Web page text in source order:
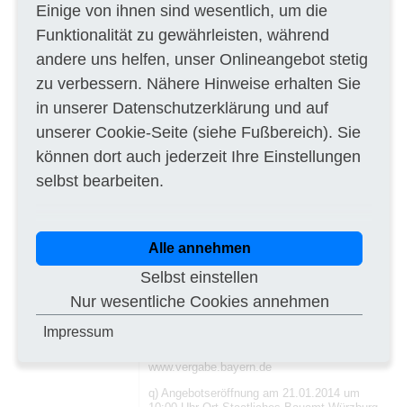
T = 10 m 4 St Brunnen 5 Zoll T = 10 m 1 St
Bohrung DN 100 T = 10 m 4 St
Kurzpumpversuche
g) Erbringen von Planungsleistungen nein
Beginn der Ausführung: 06. KW 2014
Fertigstellung der Leistungen: 09. KW 2014
j) Nebenangebote zugelassen
Die Vergabeunterlagen werden ausschließlich
in elektronischer Form auf der
Vergabeplattform Internet:
www.vergabe.bayern.de
bereitgestellt.
www.vergabe.bayern.de
q) Angebotseröffnung am 21.01.2014 um
Einige von ihnen sind wesentlich, um die
Funktionalität zu gewährleisten, während
andere uns helfen, unser Onlineangebot stetig
zu verbessern. Nähere Hinweise erhalten Sie
in unserer Datenschutzerklärung und auf
unserer Cookie-Seite (siehe Fußbereich). Sie
können dort auch jederzeit Ihre Einstellungen
selbst bearbeiten.
Alle annehmen
Selbst einstellen
Nur wesentliche Cookies annehmen
Impressum